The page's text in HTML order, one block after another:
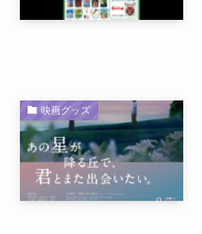
映画グッズ